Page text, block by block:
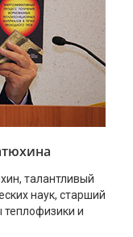
талантливый
наук, старший
и